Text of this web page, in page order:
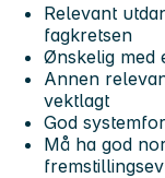
Relevant
fagkretsen
Ønskelig med
Annen
vektlagt
God
Må ha god